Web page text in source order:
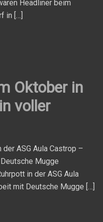
Headliner beim
in […]
Oktober in
voller
ASG Aula Castrop –
Mugge
in der ASG Aula
mit Deutsche Mugge […]